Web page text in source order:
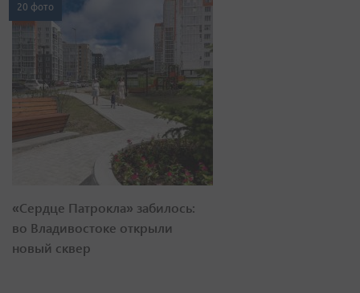
20 фото
«Сердце Патрокла» забилось:
во Владивостоке открыли
новый сквер